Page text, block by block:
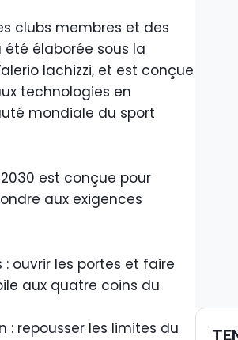
clubs membres et des
élaborée sous la
Iachizzi, et est conçue
technologies en
mondiale du sport
est conçue pour
aux exigences
ouvrir les portes et faire
aux quatre coins du
repousser les limites du